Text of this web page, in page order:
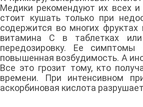
Медики рекомендуют их всех
стоит кушать только при
содержится во многих
витамина С в таблетках
передозировку. Ее
повышенная возбудимость. А
Все это грозит тому, кто
времени. При интенсивном
аскорбиновая кислота